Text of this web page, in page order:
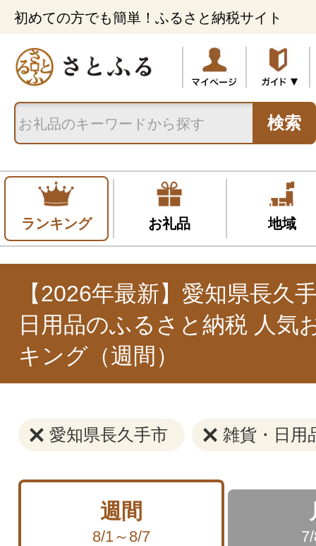
初めての方でも簡単！ふるさと納税サイト
検索
ランキング お礼品 地域
【2026年最新】愛知県長久
日用品のふるさと納税 人気
キング（週間）
愛知県長久手市 雑貨・日用
週間
8/1～8/7